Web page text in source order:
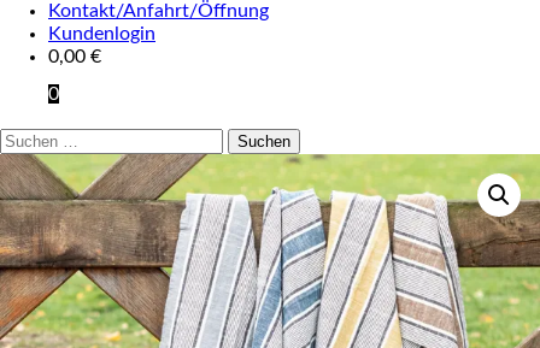
Kontakt/Anfahrt/Öffnung
Kundenlogin
0,00 €
0
Suchen
nach: